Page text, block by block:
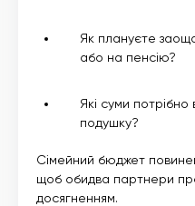
Як плануєте
або на пенсію?
Які суми
подушку?
Сімейний бюджет повинен
щоб обидва партнери
досягненням.